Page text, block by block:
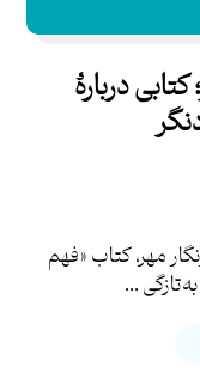
دربارۀ
مهر، کتاب «فهم
...